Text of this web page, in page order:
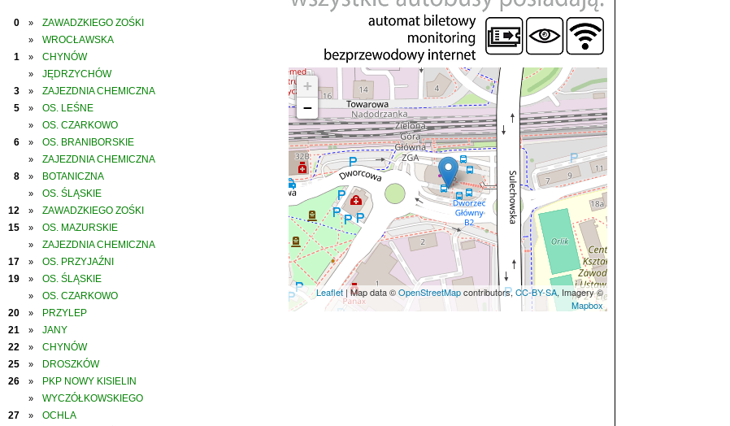
0 » ZAWADZKIEGO ZOŚKI
»
WROCŁAWSKA
1
» CHYNÓW
»
JĘDRZYCHÓW
3
»
ZAJEZDNIA CHEMICZNA
5
» OS. LEŚNE
»
OS. CZARKOWO
6
» OS. BRANIBORSKIE
»
ZAJEZDNIA CHEMICZNA
8
» BOTANICZNA
»
OS. ŚLĄSKIE
12
»
ZAWADZKIEGO ZOŚKI
15
» OS. MAZURSKIE
»
ZAJEZDNIA CHEMICZNA
17
»
OS. PRZYJAŹNI
19
» OS. ŚLĄSKIE
»
OS. CZARKOWO
20
»
PRZYLEP
21
»
JANY
22
»
CHYNÓW
25
»
DROSZKÓW
26
» PKP NOWY KISIELIN
»
WYCZÓŁKOWSKIEGO
27
» OCHLA
+
−
Leaflet | Map data ©OpenStreetMapcontributors, CC-BY-SA, Imagery ©
Mapbox